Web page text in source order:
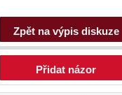
Zpět na výpis diskuze
Přidat názor